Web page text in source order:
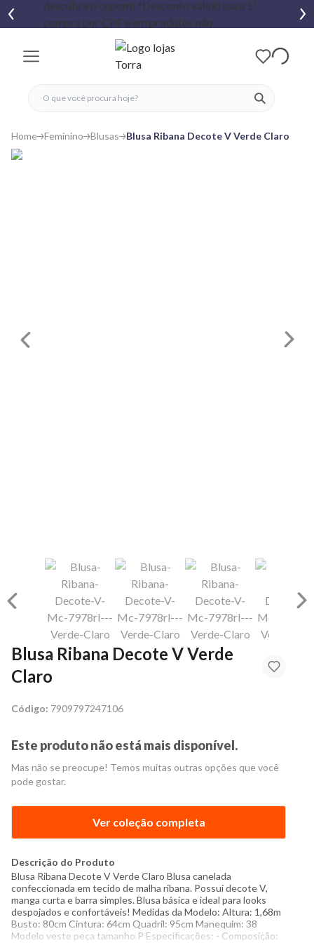
ver
fechar menu
fechar menu
favoritos
Home Feminino Blusas Blusa Ribana Decote V Verde Claro
Blusa Ribana Decote V Verde
Claro
Código: 7909797247106
Este produto não está mais disponível.
Mas não se preocupe! Temos muitas outras opções que você
pode gostar.
Ver coleção completa
Descrição do Produto
Blusa Ribana Decote V Verde Claro Blusa canelada
confeccionada em tecido de malha ribana. Possui decote V,
manga curta e barra simples. Blusa básica e ideal para looks
despojados e confortáveis! Medidas da Modelo: Altura: 1,68m
Busto: 80cm Cintura: 64cm Quadril: 95cm Manequim: 38
Modelo veste peça tamanho P Especificações: - Composição: